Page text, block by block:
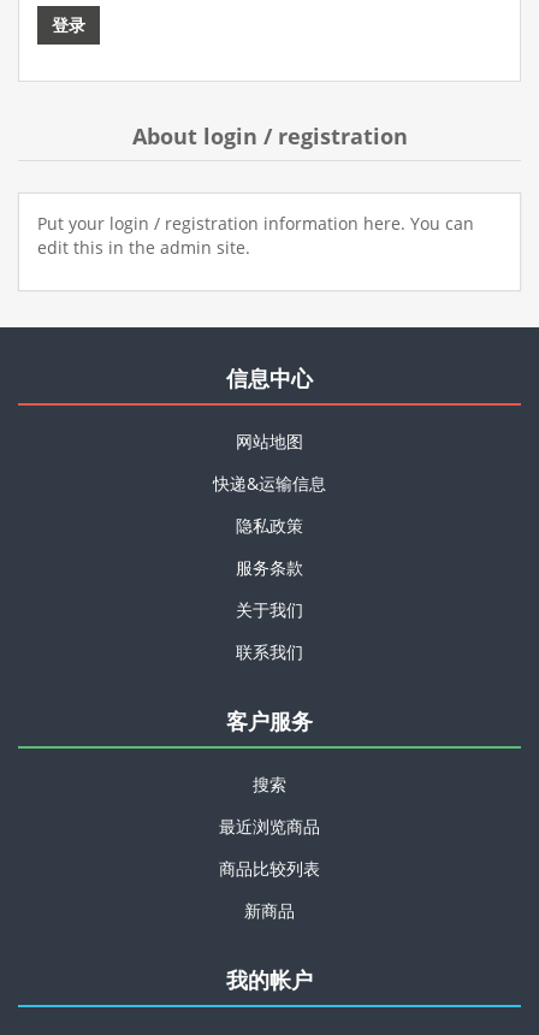
About login / registration
Put your login / registration information here. You can
edit this in the admin site.
信息中心
网站地图
快递&运输信息
隐私政策
服务条款
关于我们
联系我们
客户服务
搜索
最近浏览商品
商品比较列表
新商品
我的帐户